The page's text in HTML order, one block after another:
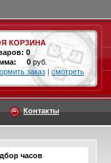
КОРЗИНА
0
0 руб.
заказ | смотреть
Контакты
часов